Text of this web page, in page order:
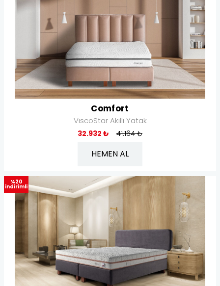
Comfort
ViscoStar Akıllı Yatak
32.932 ₺ 41.164 ₺
HEMEN AL
%20
indirimli